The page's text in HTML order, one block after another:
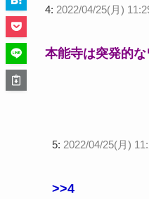
4: 2022/04/25(月)
本能寺は突発的
5: 2022/04/25(月)
>>4